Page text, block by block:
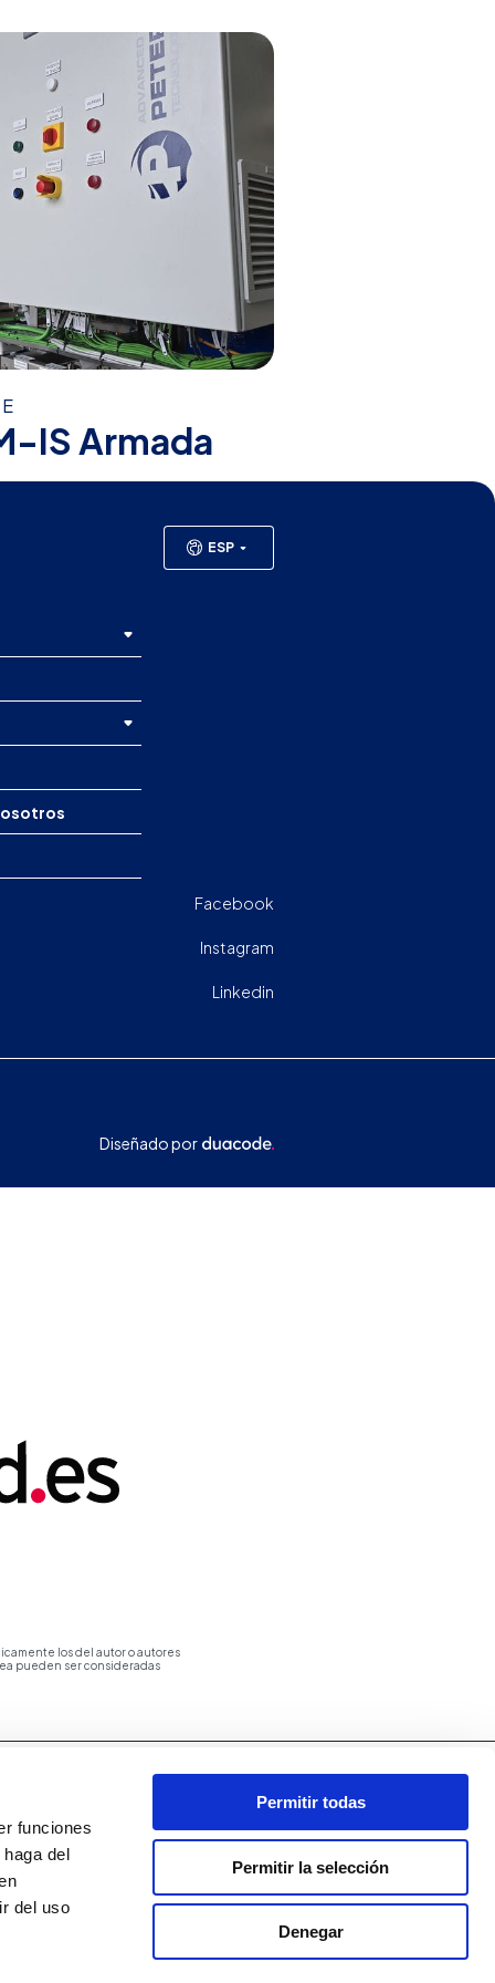
funciones
del
del uso
Permitir todas
Permitir la selección
Denegar
IS Armada
ESP
Facebook
Instagram
Linkedin
Diseñado por
los del autor o autores
pueden ser consideradas